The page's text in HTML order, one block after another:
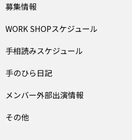
募集情報
WORK SHOPスケジュール
手相読みスケジュール
手のひら日記
メンバー外部出演情報
その他